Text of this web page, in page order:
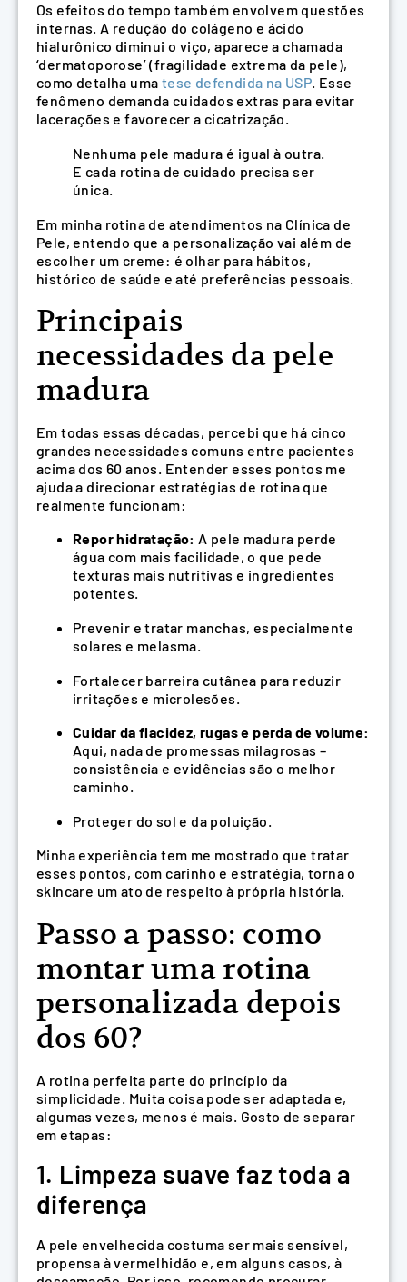
Os efeitos do tempo também envolvem questões
internas. A redução do colágeno e ácido
hialurônico diminui o viço, aparece a chamada
‘dermatoporose’ (fragilidade extrema da pele),
como detalha uma tese defendida na USP. Esse
fenômeno demanda cuidados extras para evitar
lacerações e favorecer a cicatrização.
Nenhuma pele madura é igual à outra.
E cada rotina de cuidado precisa ser
única.
Em minha rotina de atendimentos na Clínica de
Pele, entendo que a personalização vai além de
escolher um creme: é olhar para hábitos,
histórico de saúde e até preferências pessoais.
Principais
necessidades da pele
madura
Em todas essas décadas, percebi que há cinco
grandes necessidades comuns entre pacientes
acima dos 60 anos. Entender esses pontos me
ajuda a direcionar estratégias de rotina que
realmente funcionam:
Repor hidratação: A pele madura perde
água com mais facilidade, o que pede
texturas mais nutritivas e ingredientes
potentes.
Prevenir e tratar manchas, especialmente
solares e melasma.
Fortalecer barreira cutânea para reduzir
irritações e microlesões.
Cuidar da flacidez, rugas e perda de volume:
Aqui, nada de promessas milagrosas –
consistência e evidências são o melhor
caminho.
Proteger do sol e da poluição.
Minha experiência tem me mostrado que tratar
esses pontos, com carinho e estratégia, torna o
skincare um ato de respeito à própria história.
Passo a passo: como
montar uma rotina
personalizada depois
dos 60?
A rotina perfeita parte do princípio da
simplicidade. Muita coisa pode ser adaptada e,
algumas vezes, menos é mais. Gosto de separar
em etapas:
1. Limpeza suave faz toda a
diferença
A pele envelhecida costuma ser mais sensível,
propensa à vermelhidão e, em alguns casos, à